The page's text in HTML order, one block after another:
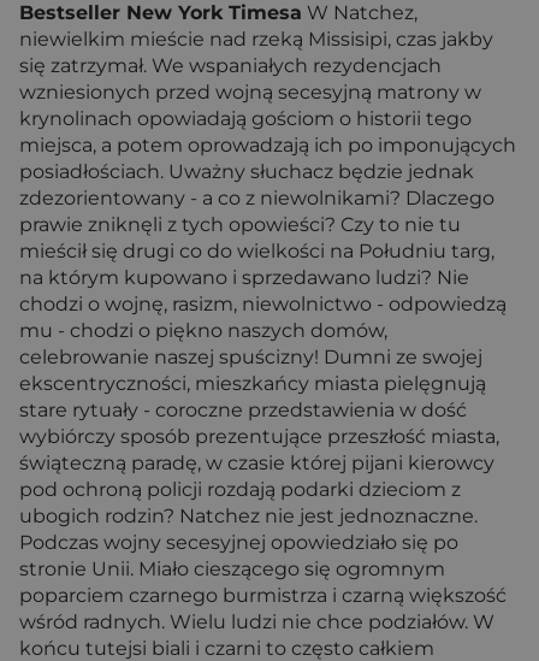
Bestseller New York Timesa W Natchez,
niewielkim mieście nad rzeką Missisipi, czas jakby
się zatrzymał. We wspaniałych rezydencjach
wzniesionych przed wojną secesyjną matrony w
krynolinach opowiadają gościom o historii tego
miejsca, a potem oprowadzają ich po imponujących
posiadłościach. Uważny słuchacz będzie jednak
zdezorientowany - a co z niewolnikami? Dlaczego
prawie zniknęli z tych opowieści? Czy to nie tu
mieścił się drugi co do wielkości na Południu targ,
na którym kupowano i sprzedawano ludzi? Nie
chodzi o wojnę, rasizm, niewolnictwo - odpowiedzą
mu - chodzi o piękno naszych domów,
celebrowanie naszej spuścizny! Dumni ze swojej
ekscentryczności, mieszkańcy miasta pielęgnują
stare rytuały - coroczne przedstawienia w dość
wybiórczy sposób prezentujące przeszłość miasta,
świąteczną paradę, w czasie której pijani kierowcy
pod ochroną policji rozdają podarki dzieciom z
ubogich rodzin? Natchez nie jest jednoznaczne.
Podczas wojny secesyjnej opowiedziało się po
stronie Unii. Miało cieszącego się ogromnym
poparciem czarnego burmistrza i czarną większość
wśród radnych. Wielu ludzi nie chce podziałów. W
końcu tutejsi biali i czarni to często całkiem